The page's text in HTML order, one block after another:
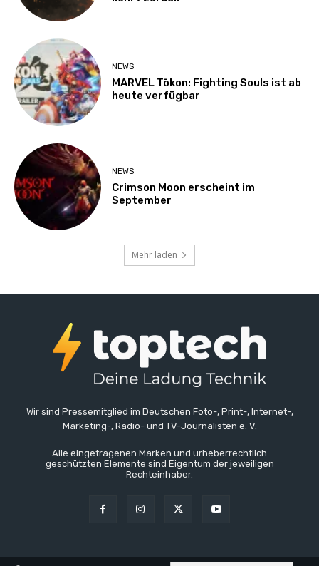
NEWS
MARVEL Tōkon: Fighting Souls ist ab
heute verfügbar
NEWS
Crimson Moon erscheint im
September
Mehr laden
Wir sind Pressemitglied im Deutschen Foto-, Print-, Internet-,
Marketing-, Radio- und TV-Journalisten e. V.
Alle eingetragenen Marken und urheberrechtlich
geschützten Elemente sind Eigentum der jeweiligen
Rechteinhaber.